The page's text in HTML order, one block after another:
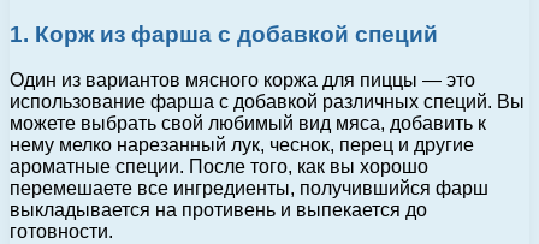
1. Корж из фарша с добавкой специй
Один из вариантов мясного коржа для пиццы — это
использование фарша с добавкой различных специй. Вы
можете выбрать свой любимый вид мяса, добавить к
нему мелко нарезанный лук, чеснок, перец и другие
ароматные специи. После того, как вы хорошо
перемешаете все ингредиенты, получившийся фарш
выкладывается на противень и выпекается до
готовности.